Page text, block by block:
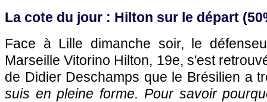
La cote du jour : Hilton sur le départ
Face à Lille dimanche soir, le
Marseille Vitorino Hilton, 19e, s'est
de Didier Deschamps que le Brésilien a
suis en pleine forme. Pour savoir